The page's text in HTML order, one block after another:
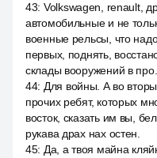
43: Volkswagen, renault,
автомобильные и не
военные рельсы, что
первых, поднять,
склады вооружений в про.
44: Для войны. А во
прочих ребят, которых
восток, сказать им вы,
рукава драх нах остен.
45: Да, а твоя майна